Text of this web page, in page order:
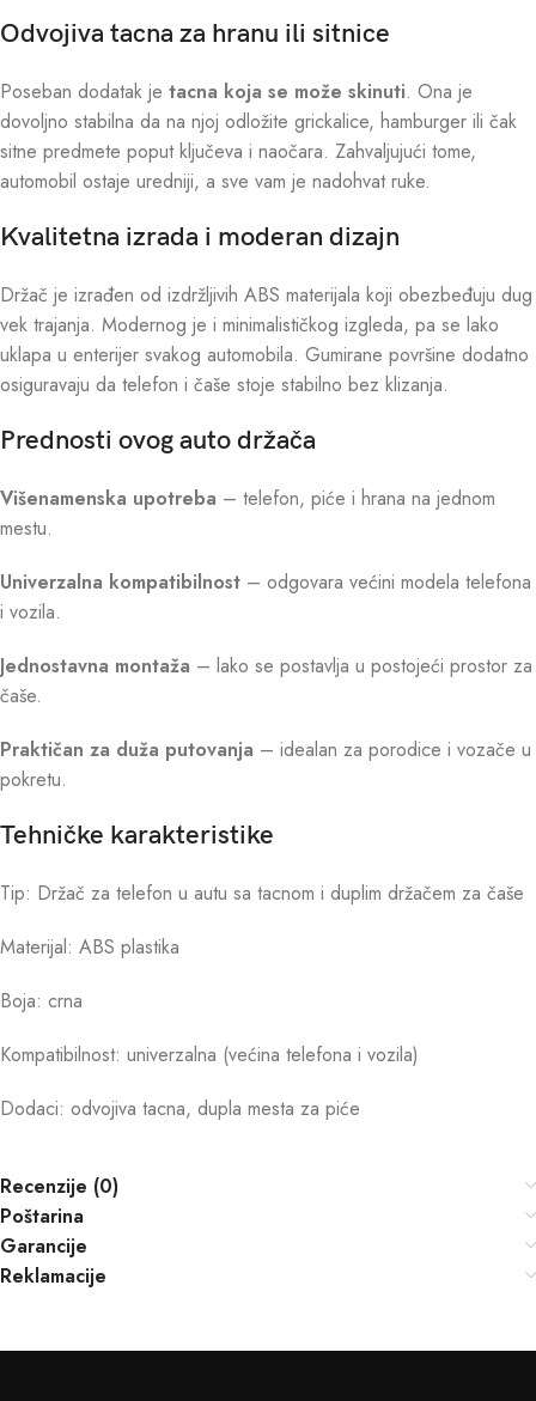
Odvojiva tacna za hranu ili sitnice
Poseban dodatak je tacna koja se može skinuti. Ona je
dovoljno stabilna da na njoj odložite grickalice, hamburger ili čak
sitne predmete poput ključeva i naočara. Zahvaljujući tome,
automobil ostaje uredniji, a sve vam je nadohvat ruke.
Kvalitetna izrada i moderan dizajn
Držač je izrađen od izdržljivih ABS materijala koji obezbeđuju dug
vek trajanja. Modernog je i minimalističkog izgleda, pa se lako
uklapa u enterijer svakog automobila. Gumirane površine dodatno
osiguravaju da telefon i čaše stoje stabilno bez klizanja.
Prednosti ovog auto držača
Višenamenska upotreba – telefon, piće i hrana na jednom
mestu.
Univerzalna kompatibilnost – odgovara većini modela telefona
i vozila.
Jednostavna montaža – lako se postavlja u postojeći prostor za
čaše.
Praktičan za duža putovanja – idealan za porodice i vozače u
pokretu.
Tehničke karakteristike
Tip: Držač za telefon u autu sa tacnom i duplim držačem za čaše
Materijal: ABS plastika
Boja: crna
Kompatibilnost: univerzalna (većina telefona i vozila)
Dodaci: odvojiva tacna, dupla mesta za piće
Recenzije (0)
Poštarina
Garancije
Reklamacije